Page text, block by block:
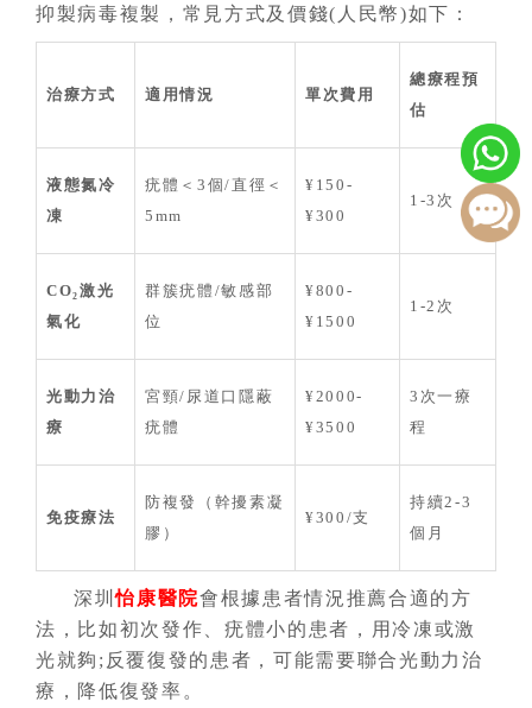
抑製病毒複製，常見方式及價錢(人民幣)如下：
治療方式 適用情況 單次費用
總療程預
估
液態氮冷
凍
疣體＜3個/直徑＜
5mm
¥150-
¥300
1-3次
CO₂激光
氣化
群簇疣體/敏感部
位
¥800-
¥1500
1-2次
光動力治
療
宮頸/尿道口隱蔽
疣體
¥2000-
¥3500
3次一療
程
免疫療法
防複發（幹擾素凝
膠）
¥300/支
持續2-3
個月
深圳怡康醫院會根據患者情況推薦合適的方
法，比如初次發作、疣體小的患者，用冷凍或激
光就夠;反覆復發的患者，可能需要聯合光動力治
療，降低復發率。